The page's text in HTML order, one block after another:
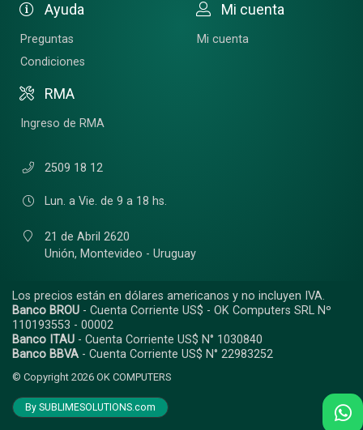
Ayuda
Preguntas
Condiciones
RMA
Ingreso de RMA
Mi cuenta
Mi cuenta
2509 18 12
Lun. a Vie. de 9 a 18 hs.
21 de Abril 2620
Unión, Montevideo - Uruguay
Los precios están en dólares americanos y no incluyen IVA.
Banco BROU - Cuenta Corriente US$ - OK Computers SRL Nº
110193553 - 00002
Banco ITAU - Cuenta Corriente US$ N° 1030840
Banco BBVA - Cuenta Corriente US$ N° 22983252
© Copyright 2026 OK COMPUTERS
By SUBLIMESOLUTIONS.com